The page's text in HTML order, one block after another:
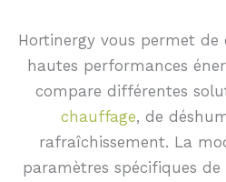
Hortinergy vous permet de
hautes performances
compare différentes
chauffage, de
rafraîchissement. La
paramètres spécifiques